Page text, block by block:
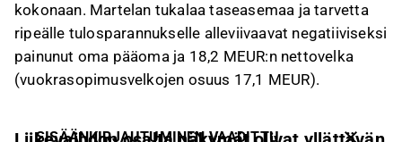
kokonaan. Martelan tukalaa taseasemaa ja tarvetta
ripeälle tulosparannukselle alleviivaavat negatiiviseksi
painunut oma pääoma ja 18,2 MEUR:n nettovelka
(vuokrasopimusvelkojen osuus 17,1 MEUR).
SISÄÄNKIRJAUTUMINEN VAADITTU